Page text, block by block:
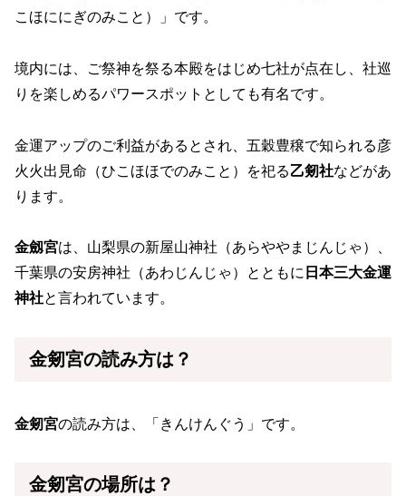
こほににぎのみこと）」です。
境内には、ご祭神を祭る本殿をはじめ七社が点在し、社巡
りを楽しめるパワースポットとしても有名です。
金運アップのご利益があるとされ、五穀豊穣で知られる彦
火火出見命（ひこほほでのみこと）を祀る乙剱社などがあ
ります。
金劔宮は、山梨県の新屋山神社（あらややまじんじゃ）、
千葉県の安房神社（あわじんじゃ）とともに 日本三大金運
神社と言われています。
金剱宮の読み方は？
金剱宮の読み方は、「きんけんぐう」です。
金剱宮の場所は？